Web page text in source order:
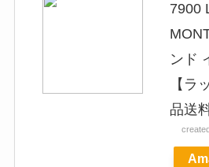
7900
ンド
【ラ
品送